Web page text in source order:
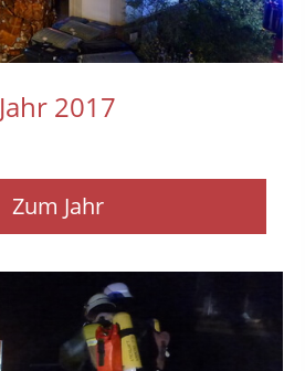
Jahr 2017
Zum Jahr